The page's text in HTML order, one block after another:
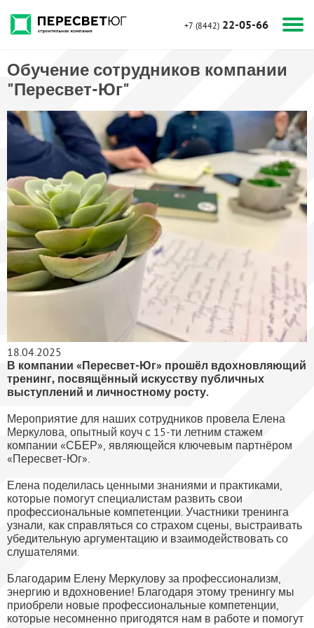
+7 (8442) 22-05-66
Обучение сотрудников компании
"Пересвет-Юг"
18.04.2025
В компании «Пересвет-Юг» прошёл вдохновляющий
тренинг, посвящённый искусству публичных
выступлений и личностному росту.
Мероприятие для наших сотрудников провела Елена
Меркулова, опытный коуч с 15-ти летним стажем
компании «СБЕР», являющейся ключевым партнёром
«Пересвет-Юг».
Елена поделилась ценными знаниями и практиками,
которые помогут специалистам развить свои
профессиональные компетенции. Участники тренинга
узнали, как справляться со страхом сцены, выстраивать
убедительную аргументацию и взаимодействовать со
слушателями.
Благодарим Елену Меркулову за профессионализм,
энергию и вдохновение! Благодаря этому тренингу мы
приобрели новые профессиональные компетенции,
которые несомненно пригодятся нам в работе и помогут